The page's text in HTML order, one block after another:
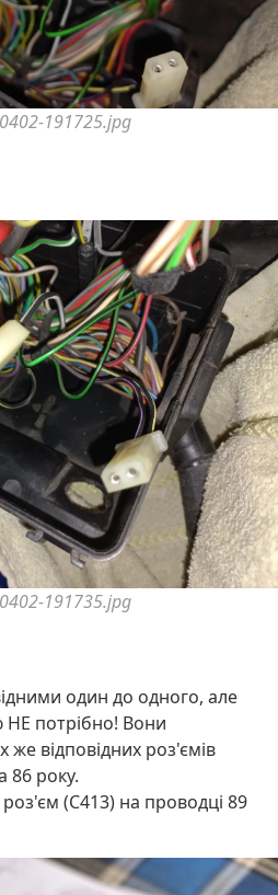
191725.jpg
191735.jpg
один до одного, але
НЕ потрібно! Вони
же відповідних роз'ємів
86 року.
(C413) на проводці 89